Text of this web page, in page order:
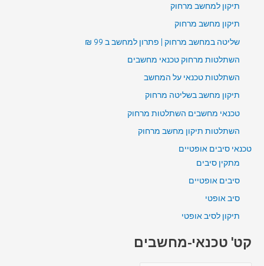
תיקון למחשב מרחוק
תיקון מחשב מרחוק
שליטה במחשב מרחוק | פתרון למחשב ב 99 ₪
השתלטות מרחוק טכנאי מחשבים
השתלטות טכנאי על המחשב
תיקון מחשב בשליטה מרחוק
טכנאי מחשבים השתלטות מרחוק
השתלטות תיקון מחשב מרחוק
טכנאי סיבים אופטיים
מתקין סיבים
סיבים אופטיים
סיב אופטי
תיקון לסיב אופטי
קט' טכנאי-מחשבים